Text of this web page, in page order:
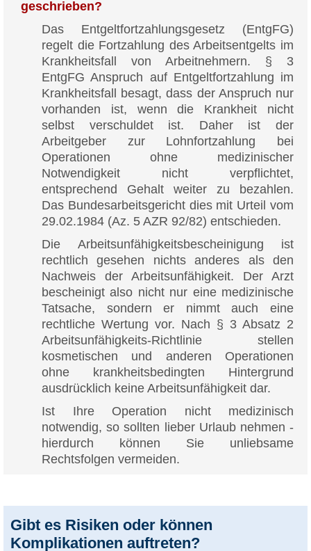
geschrieben?
Das Entgeltfortzahlungsgesetz (EntgFG)
regelt die Fortzahlung des Arbeitsentgelts im
Krankheitsfall von Arbeitnehmern. § 3
EntgFG Anspruch auf Entgeltfortzahlung im
Krankheitsfall besagt, dass der Anspruch nur
vorhanden ist, wenn die Krankheit nicht
selbst verschuldet ist. Daher ist der
Arbeitgeber zur Lohnfortzahlung bei
Operationen ohne medizinischer
Notwendigkeit nicht verpflichtet,
entsprechend Gehalt weiter zu bezahlen.
Das Bundesarbeitsgericht dies mit Urteil vom
29.02.1984 (Az. 5 AZR 92/82) entschieden.
Die Arbeitsunfähigkeitsbescheinigung ist
rechtlich gesehen nichts anderes als den
Nachweis der Arbeitsunfähigkeit. Der Arzt
bescheinigt also nicht nur eine medizinische
Tatsache, sondern er nimmt auch eine
rechtliche Wertung vor. Nach § 3 Absatz 2
Arbeitsunfähigkeits-Richtlinie stellen
kosmetischen und anderen Operationen
ohne krankheitsbedingten Hintergrund
ausdrücklich keine Arbeitsunfähigkeit dar.
Ist Ihre Operation nicht medizinisch
notwendig, so sollten lieber Urlaub nehmen -
hierdurch können Sie unliebsame
Rechtsfolgen vermeiden.
Gibt es Risiken oder können
Komplikationen auftreten?